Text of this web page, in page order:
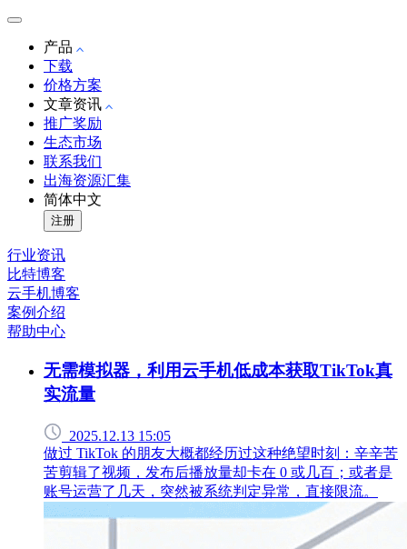
产品
下载
价格方案
文章资讯
推广奖励
生态市场
联系我们
出海资源汇集
简体中文
注册
行业资讯
比特博客
云手机博客
案例介绍
帮助中心
无需模拟器，利用云手机低成本获取TikTok真
实流量
2025.12.13 15:05
做过 TikTok 的朋友大概都经历过这种绝望时刻：辛辛苦
苦剪辑了视频，发布后播放量却卡在 0 或几百；或者是
账号运营了几天，突然被系统判定异常，直接限流。